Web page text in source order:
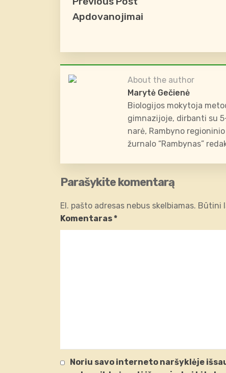
Apdovanojimai
About the author
Marytė Gečienė
Biologijos mokytoja
gimnazijoje, dirbanti su
narė, Rambyno
žurnalo “Rambynas”
Parašykite komentarą
El. pašto adresas nebus skelbiamas. Būtini
Komentaras*
Noriu savo interneto naršyklėje